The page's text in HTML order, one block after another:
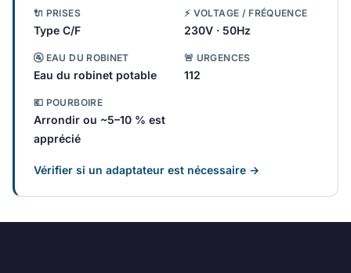
🔌 PRISES
Type C/F
⚡ VOLTAGE / FRÉQUENCE
230V · 50Hz
🚰 EAU DU ROBINET
Eau du robinet potable
🚨 URGENCES
112
💶 POURBOIRE
Arrondir ou ~5–10 % est
apprécié
Vérifier si un adaptateur est nécessaire →